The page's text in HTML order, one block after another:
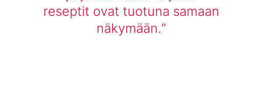
reseptit ovat tuotuna samaan
näkymään.